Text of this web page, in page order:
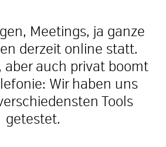
Meetings, ja ganze
derzeit online statt.
aber auch privat boomt
Wir haben uns
Tools
getestet.